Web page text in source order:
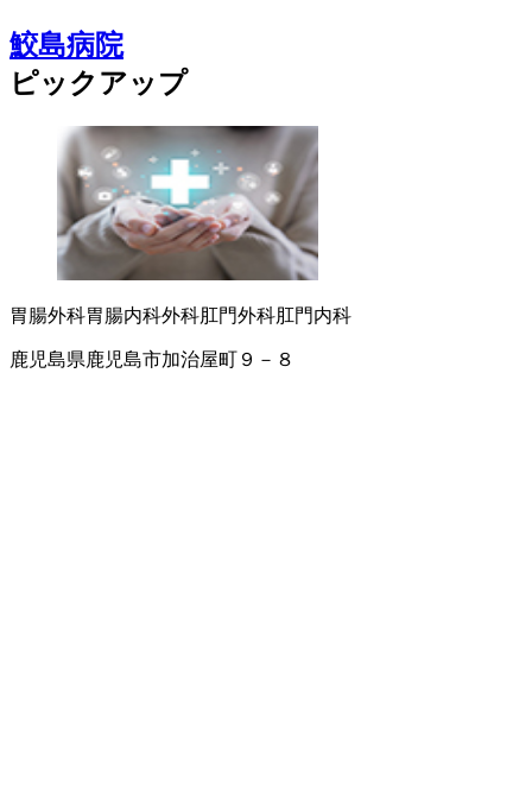
鮫島病院
ピックアップ
胃腸外科胃腸内科外科肛門外科肛門内科
鹿児島県鹿児島市加治屋町９－８